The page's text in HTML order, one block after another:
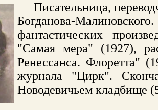
Писательница,
Богданова-
фантастических
"Самая мера" (1927),
Ренессанса. Флоретта"
журнала "Цирк".
Новодевичьем кладбище